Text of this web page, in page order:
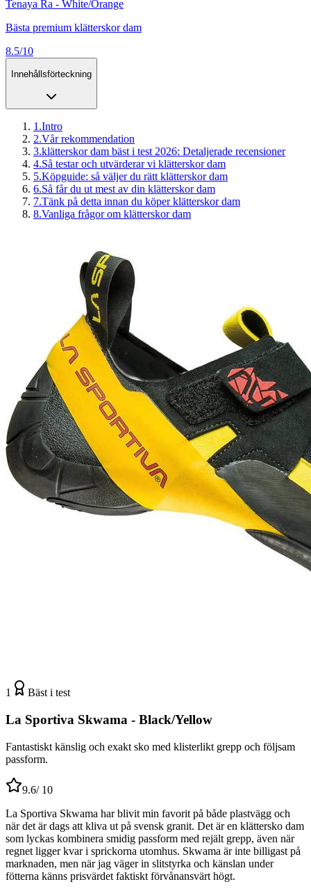
Tenaya Ra - White/Orange
Bästa premium klätterskor dam
8.5/10
Innehållsförteckning
1 .Intro
2.Vår rekommendation
3.klätterskor dam bäst i test 2026: Detaljerade recensioner
4.Så testar och utvärderar vi klätterskor dam
5.Köpguide: så väljer du rätt klätterskor dam
6.Så får du ut mest av din klätterskor dam
7.Tänk på detta innan du köper klätterskor dam
8.Vanliga frågor om klätterskor dam
1 Bäst i test
La Sportiva Skwama - Black/Yellow
Fantastiskt känslig och exakt sko med klisterlikt grepp och följsam
passform.
9.6/ 10
La Sportiva Skwama har blivit min favorit på både plastvägg och
när det är dags att kliva ut på svensk granit. Det är en klättersko dam
som lyckas kombinera smidig passform med rejält grepp, även när
regnet ligger kvar i sprickorna utomhus. Skwama är inte billigast på
marknaden, men när jag väger in slitstyrka och känslan under
fötterna känns prisvärdet faktiskt förvånansvärt högt.